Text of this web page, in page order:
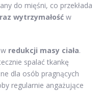
do mięśni, co przekłada
wytrzymałość w
redukcji masy ciała.
spalać tkankę
dla osób pragnących
regularnie angażujące